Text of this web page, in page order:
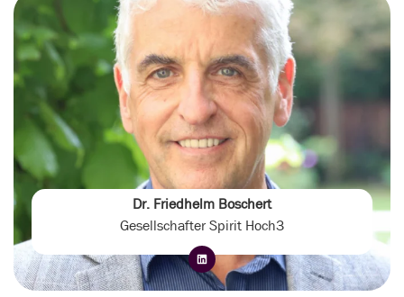
Dr. Friedhelm Boschert
Gesellschafter Spirit Hoch3